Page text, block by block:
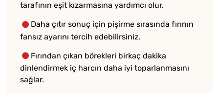
tarafının eşit kızarmasına yardımcı olur.
Daha çıtır sonuç için pişirme sırasında fırının
fansız ayarını tercih edebilirsiniz.
Fırından çıkan börekleri birkaç dakika
dinlendirmek iç harcın daha iyi toparlanmasını
sağlar.